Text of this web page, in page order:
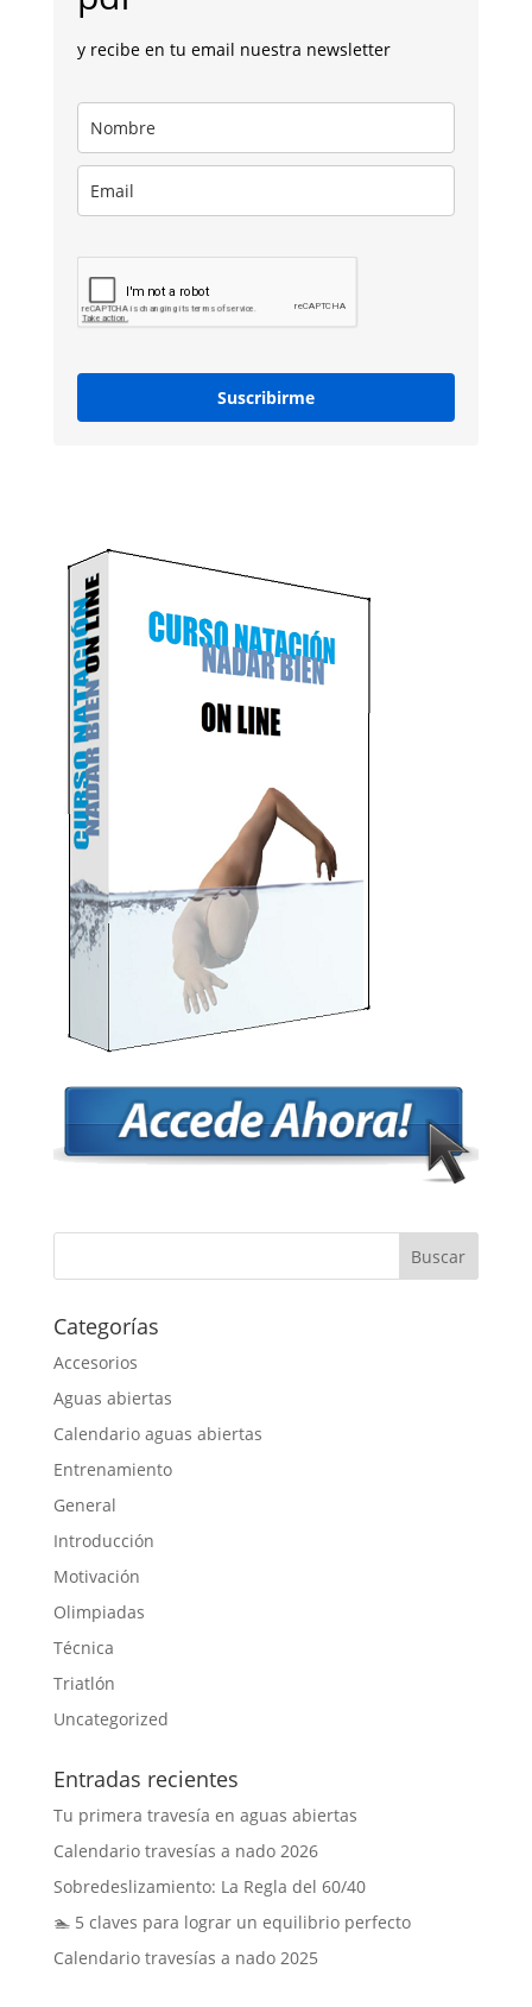
y recibe en tu email nuestra newsletter
Suscribirme
Categorías
Accesorios
Aguas abiertas
Calendario aguas abiertas
Entrenamiento
General
Introducción
Motivación
Olimpiadas
Técnica
Triatlón
Uncategorized
Entradas recientes
Tu primera travesía en aguas abiertas
Calendario travesías a nado 2026
Sobredeslizamiento: La Regla del 60/40
🏊 5 claves para lograr un equilibrio perfecto
Calendario travesías a nado 2025